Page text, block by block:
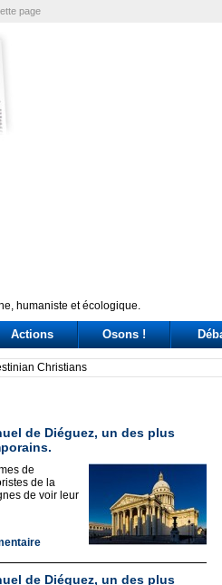
page
humaniste et écologique.
Actions Osons !
lleva a Cuba su solidaridad en centenario
de Diéguez, un des plus
de
de la
de voir leur
de Diéguez, un des plus